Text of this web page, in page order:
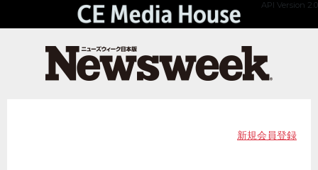
API Version 2.0
新規会員登録